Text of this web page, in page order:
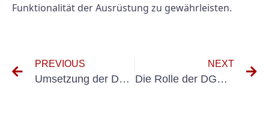
Funktionalität der Ausrüstung zu gewährleisten.
PREVIOUS
Umsetzung der DGUV A3 Vorschrift: Best Practices zur Sicherstellung der Compliance
NEXT
Die Rolle der DGUV BGV A3 bei der Vermeidung von Elektrounfällen am Arbeitsplatz